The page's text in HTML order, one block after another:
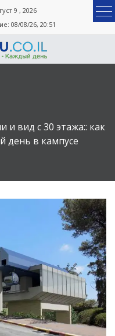
9 , 2026
08/08/26, 20:51
и вид с 30 этажа:: как
день в кампусе